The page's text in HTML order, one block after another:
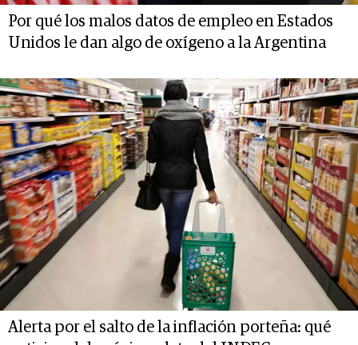
Por qué los malos datos de empleo en Estados
Unidos le dan algo de oxígeno a la Argentina
Alerta por el salto de la inflación porteña: qué